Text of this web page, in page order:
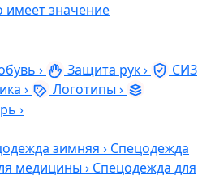
имеет значение
› Защита рук›
СИЗ
› Логотипы ›
›
зимняя › Спецодежда
медицины › Спецодежда для